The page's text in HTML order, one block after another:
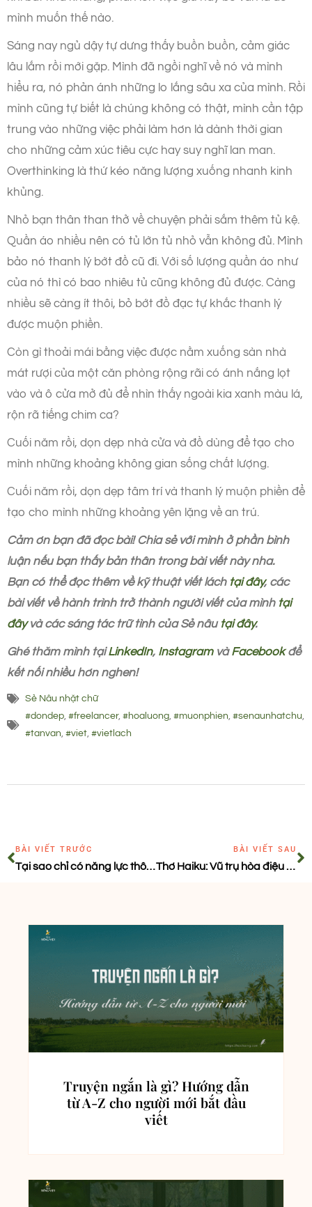
mình muốn thế nào.
Sáng nay ngủ dậy tự dưng thấy buồn buồn, cảm giác
lâu lắm rồi mới gặp. Mình đã ngồi nghĩ về nó và mình
hiểu ra, nó phản ánh những lo lắng sâu xa của mình. Rồi
mình cũng tự biết là chúng không có thật, mình cần tập
trung vào những việc phải làm hơn là dành thời gian
cho những cảm xúc tiêu cực hay suy nghĩ lan man.
Overthinking là thứ kéo năng lượng xuống nhanh kinh
khủng.
Nhỏ bạn thân than thở về chuyện phải sắm thêm tủ kệ.
Quần áo nhiều nên có tủ lớn tủ nhỏ vẫn không đủ. Mình
bảo nó thanh lý bớt đồ cũ đi. Với số lượng quần áo như
của nó thì có bao nhiêu tủ cũng không đủ được. Càng
nhiều sẽ càng ít thôi, bỏ bớt đồ đạc tự khắc thanh lý
được muộn phiền.
Còn gì thoải mái bằng việc được nằm xuống sàn nhà
mát rượi của một căn phòng rộng rãi có ánh nắng lọt
vào và ô cửa mở đủ để nhìn thấy ngoài kia xanh màu lá,
rộn rã tiếng chim ca?
Cuối năm rồi, dọn dẹp nhà cửa và đồ dùng để tạo cho
mình những khoảng không gian sống chất lượng.
Cuối năm rồi, dọn dẹp tâm trí và thanh lý muộn phiền để
tạo cho mình những khoảng yên lặng về an trú.
Cảm ơn bạn đã đọc bài! Chia sẻ với mình ở phần bình
luận nếu bạn thấy bản thân trong bài viết này nha.
Bạn có thể đọc thêm về kỹ thuật viết lách tại đây, các
bài viết về hành trình trở thành người viết của mình tại
đâyvà các sáng tác trữ tình của Sẻ nâu tại đây.
Ghé thăm mình tạiLinkedIn, InstagramvàFacebookđể
kết nối nhiều hơn nghen!
Sẻ Nâu nhặt chữ
#dondep, #freelancer, #hoaluong, #muonphien, #senaunhatchu,
#tanvan, #viet, #vietlach
BÀI VIẾT TRƯỚC
Tại sao chỉ có năng lực thôi chưa đủ để bạn thành công với nghề?
BÀI VIẾT SAU
Thơ Haiku: Vũ trụ hòa điệu cùng những điều bé nhỏ
Truyện ngắn là gì? Hướng dẫn
từ A-Z cho người mới bắt đầu
viết